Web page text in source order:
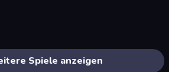
Spiele anzeigen